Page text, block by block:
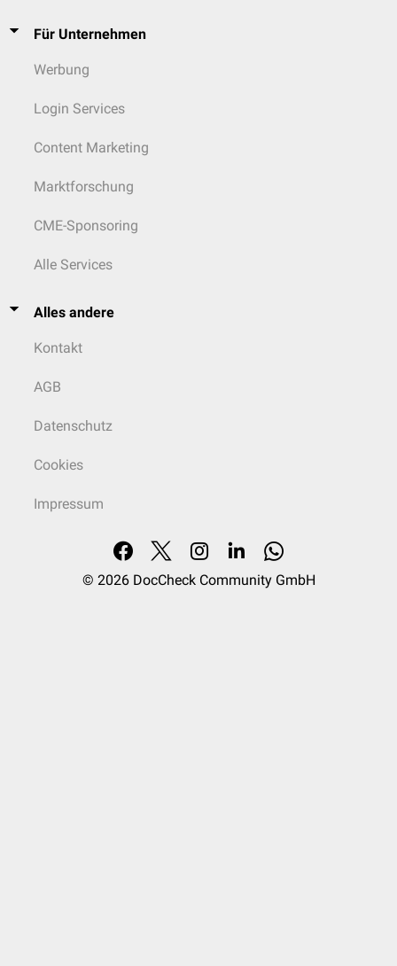
Für Unternehmen
Werbung
Login Services
Content Marketing
Marktforschung
CME-Sponsoring
Alle Services
Alles andere
Kontakt
AGB
Datenschutz
Cookies
Impressum
© 2026 DocCheck Community GmbH